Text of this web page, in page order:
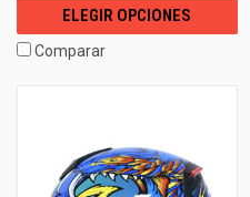
ELEGIR OPCIONES
Comparar